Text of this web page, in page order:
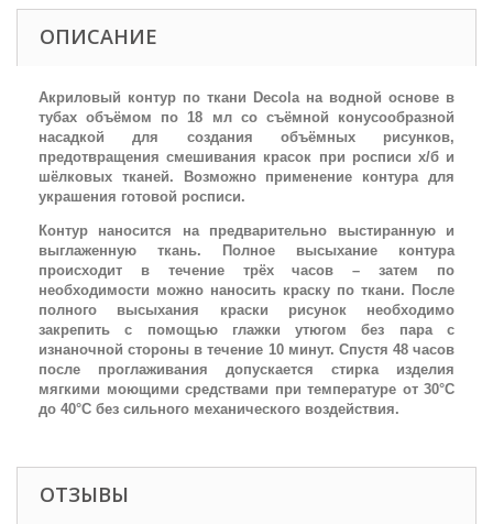
ОПИСАНИЕ
Акриловый контур по ткани Decola на водной основе в
тубах объёмом по 18 мл со съёмной конусообразной
насадкой для создания объёмных рисунков,
предотвращения смешивания красок при росписи х/б и
шёлковых тканей. Возможно применение контура для
украшения готовой росписи.
Контур наносится на предварительно выстиранную и
выглаженную ткань. Полное высыхание контура
происходит в течение трёх часов – затем по
необходимости можно наносить краску по ткани. После
полного высыхания краски рисунок необходимо
закрепить с помощью глажки утюгом без пара с
изнаночной стороны в течение 10 минут. Спустя 48 часов
после проглаживания допускается стирка изделия
мягкими моющими средствами при температуре от 30°С
до 40°С без сильного механического воздействия.
ОТЗЫВЫ